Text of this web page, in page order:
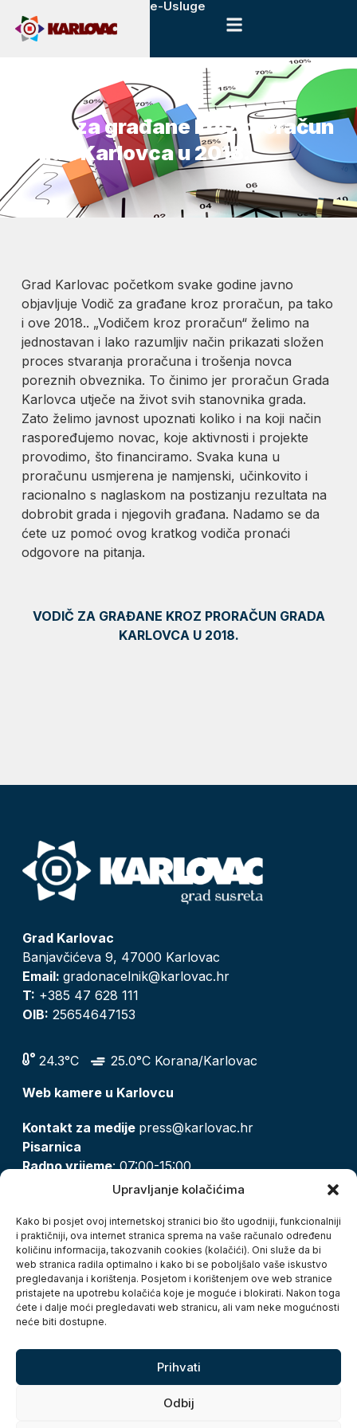
Upravljanje kolačićima
Kako bi posjet ovoj internetskoj stranici bio što ugodniji, funkcionalniji
i praktičniji, ova internet stranica sprema na vaše računalo određenu
količinu informacija, takozvanih cookies (kolačići). Oni služe da bi
web stranica radila optimalno i kako bi se poboljšalo vaše iskustvo
pregledavanja i korištenja. Posjetom i korištenjem ove web stranice
pristajete na upotrebu kolačića koje je moguće i blokirati. Nakon toga
ćete i dalje moći pregledavati web stranicu, ali vam neke mogućnosti
neće biti dostupne.
Prihvati
Odbij
e-Usluge
Vodič za građane kroz proračun
Grada Karlovca u 2018.
Grad Karlovac početkom svake godine javno
objavljuje Vodič za građane kroz proračun, pa tako
i ove 2018.. „Vodičem kroz proračun“ želimo na
jednostavan i lako razumljiv način prikazati složen
proces stvaranja proračuna i trošenja novca
poreznih obveznika. To činimo jer proračun Grada
Karlovca utječe na život svih stanovnika grada.
Zato želimo javnost upoznati koliko i na koji način
raspoređujemo novac, koje aktivnosti i projekte
provodimo, što financiramo. Svaka kuna u
proračunu usmjerena je namjenski, učinkovito i
racionalno s naglaskom na postizanju rezultata na
dobrobit grada i njegovih građana. Nadamo se da
ćete uz pomoć ovog kratkog vodiča pronaći
odgovore na pitanja.
VODIČ ZA GRAĐANE KROZ PRORAČUN GRADA
KARLOVCA U 2018.
Grad Karlovac
Banjavčićeva 9, 47000 Karlovac
Email: gradonacelnik@karlovac.hr
T: +385 47 628 111
OIB: 25654647153
24.3°C
25.0°C Korana/Karlovac
Web kamere u Karlovcu
Kontakt za medije press@karlovac.hr
Pisarnica
Radno vrijeme: 07:00-15:00
pisarnica@karlovac.hr
Zaštita osobnih podataka
Pristup informacijama
Kolačići
Izjava o pristupačnosti
Turistička zajednica grada Karlovca